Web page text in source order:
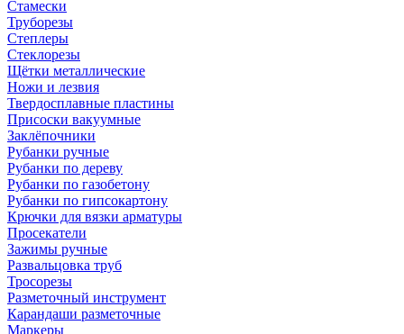
Стамески
Труборезы
Степлеры
Стеклорезы
Щётки металлические
Ножи и лезвия
Твердосплавные пластины
Присоски вакуумные
Заклёпочники
Рубанки ручные
Рубанки по дереву
Рубанки по газобетону
Рубанки по гипсокартону
Крючки для вязки арматуры
Просекатели
Зажимы ручные
Развальцовка труб
Тросорезы
Разметочный инструмент
Карандаши разметочные
Маркеры